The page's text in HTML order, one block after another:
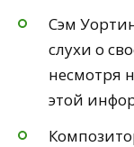
Сэм
слухи о
несмотря
этой